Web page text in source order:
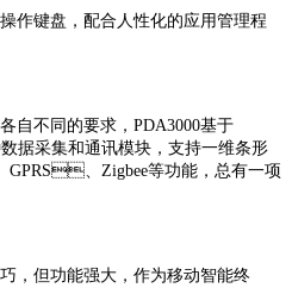
键盘，配合人性化的应用管理程
不同的要求，PDA3000基于
数据采集和通讯模块，支持一维条形
、GPRS、Zigbee等功能，总有一项
但功能强大，作为移动智能终